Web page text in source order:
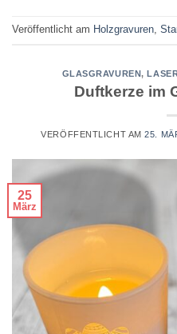
Veröffentlicht am Holzgravuren,
GLASGRAVUREN,
Duftkerze im
VERÖFFENTLICHT AM25.
25
März